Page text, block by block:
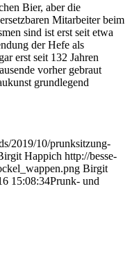
Bier, aber die
Mitarbeiter beim
sind ist erst seit etwa
der Hefe als
erst seit 132 Jahren
vorher gebraut
grundlegend
2019/10/prunksitzung-
Happich http://besse-
Birgit
15:08:34Prunk- und